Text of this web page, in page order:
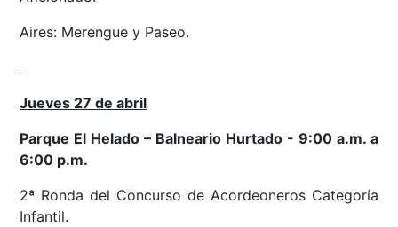
Aires: Merengue y Paseo.
Jueves 27 de abril
Parque El Helado – Balneario Hurtado - 9:00 a.m. a
6:00 p.m.
2ª Ronda del Concurso de Acordeoneros Categoría
Infantil.